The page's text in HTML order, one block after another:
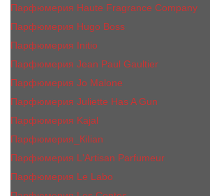
Парфюмерия Haute Fragrance Company
Парфюмерия Hugo Boss
Парфюмерия Initio
Парфюмерия Jean Paul Gaultier
Парфюмерия Jо Malоnе
Парфюмерия Juliette Has A Gun
Парфюмерия Kajal
Парфюмерия_КiIiаn
Парфюмерия L'Artisan Parfumeur
Парфюмерия Le Labo